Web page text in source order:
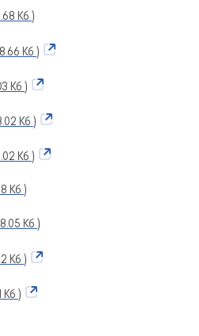
Кб )
Кб )
Кб )
Кб )
Кб )
Кб )
Кб )
Кб )
Кб )